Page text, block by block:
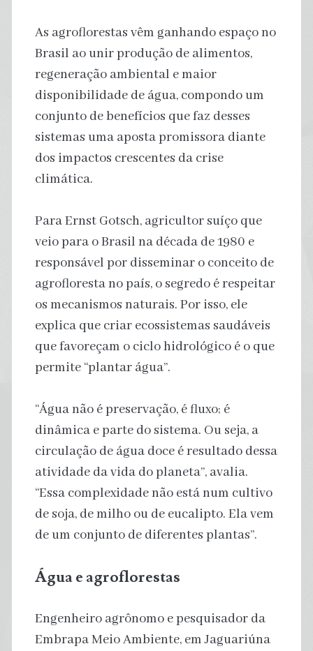
As agroflorestas vêm ganhando espaço no
Brasil ao unir produção de alimentos,
regeneração ambiental e maior
disponibilidade de água, compondo um
conjunto de benefícios que faz desses
sistemas uma aposta promissora diante
dos impactos crescentes da crise
climática.
Para Ernst Gotsch, agricultor suíço que
veio para o Brasil na década de 1980 e
responsável por disseminar o conceito de
agrofloresta no país, o segredo é respeitar
os mecanismos naturais. Por isso, ele
explica que criar ecossistemas saudáveis
que favoreçam o ciclo hidrológico é o que
permite “plantar água”.
“Água não é preservação, é fluxo; é
dinâmica e parte do sistema. Ou seja, a
circulação de água doce é resultado dessa
atividade da vida do planeta”, avalia.
“Essa complexidade não está num cultivo
de soja, de milho ou de eucalipto. Ela vem
de um conjunto de diferentes plantas”.
Água e agroflorestas
Engenheiro agrônomo e pesquisador da
Embrapa Meio Ambiente, em Jaguariúna